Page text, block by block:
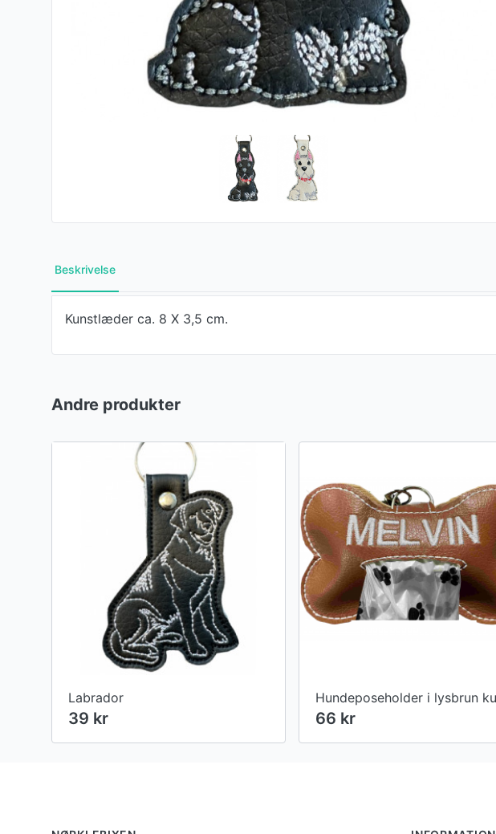
Beskrivelse
Kunstlæder ca. 8 X 3,5 cm.
Andre produkter
Labrador
39 kr 66 kr